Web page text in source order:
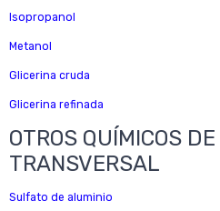
Isopropanol
Metanol
Glicerina cruda
Glicerina refinada
OTROS QUÍMICOS
TRANSVERSAL
Sulfato de aluminio